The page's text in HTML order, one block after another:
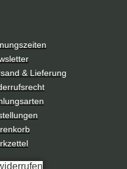
& Lieferung